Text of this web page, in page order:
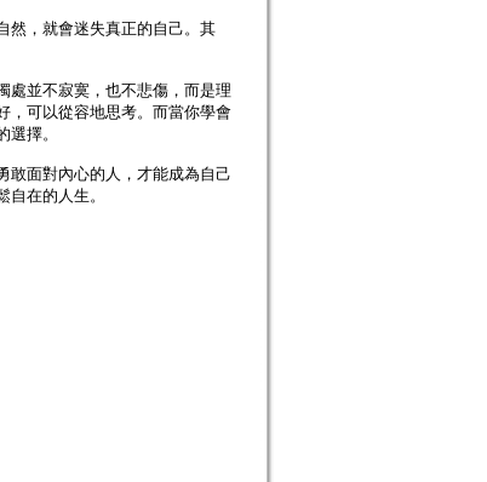
然，就會迷失真正的自己。其
處並不寂寞，也不悲傷，而是理
，可以從容地思考。而當你學會
擇。
敢面對內心的人，才能成為自己
在的人生。